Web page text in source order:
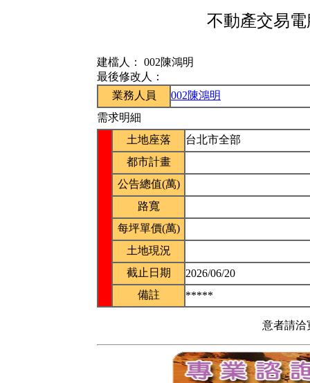
不動產交易
建檔人： 002陳鴻明
最後修改人：
業務人員
002陳鴻明
需求明細
土地座落
台北市全部
都市計畫
公告總值(萬)
路寬
每坪單價(萬)
土地現況
截止日期
2026/06/20
備註
*****
意者請洽